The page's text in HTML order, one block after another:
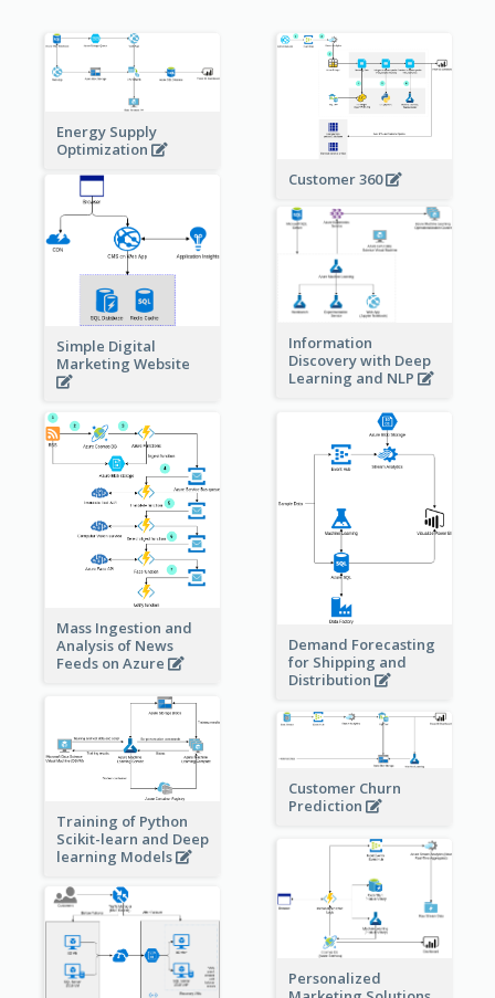
Energy Supply
Optimization
Customer 360
Simple Digital
Marketing Website
Information
Discovery with Deep
Learning and NLP
Mass Ingestion and
Analysis of News
Feeds on Azure
Demand Forecasting
for Shipping and
Distribution
Training of Python
Scikit-learn and Deep
learning Models
Customer Churn
Prediction
Personalized